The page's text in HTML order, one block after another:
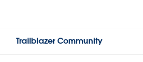
Trailblazer Community